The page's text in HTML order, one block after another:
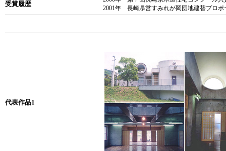
受賞履歴
2001年 長崎県営すみれが岡団地建替プロポ
代表作品1